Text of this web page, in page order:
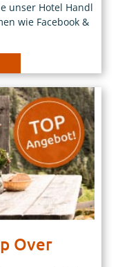
unser Hotel Handl
wie Facebook &
Over